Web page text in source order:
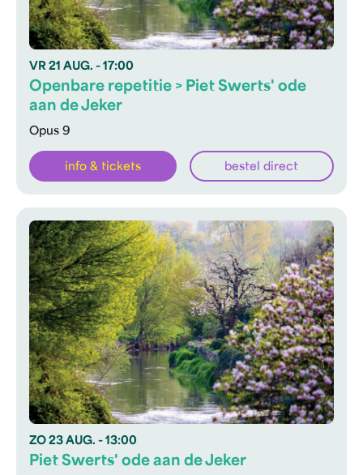
VR 21 AUG. - 17:00
Opus 9
Openbare repetitie > Piet Swerts' ode
aan de Jeker
info & tickets bestel direct
ZO 23 AUG. - 13:00
Piet Swerts' ode aan de Jeker